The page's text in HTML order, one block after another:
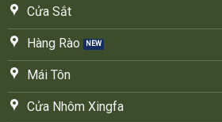
Cửa Sắt
Hàng Rào
Mái Tôn
Cửa Nhôm Xingfa